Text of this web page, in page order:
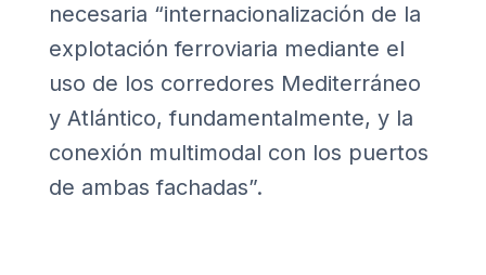
necesaria “internacionalización de la
explotación ferroviaria mediante el
uso de los corredores Mediterráneo
y Atlántico, fundamentalmente, y la
conexión multimodal con los puertos
de ambas fachadas”.